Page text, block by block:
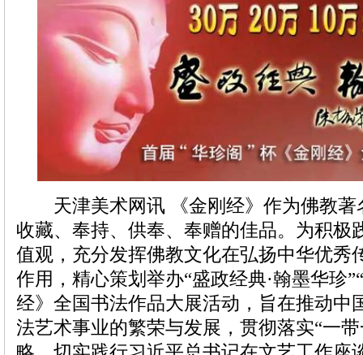
天津美术网讯 《金刚经》作为佛教著
收藏、奉持、供奉、奉赠的佳品。为积极
值观，充分发挥佛教文化在弘扬中华优秀
作用，精心策划举办“盛政经典·翰墨华珍
经》全国书法作品大展活动，旨在推动中
法艺术事业的繁荣与发展，贯彻落实“一